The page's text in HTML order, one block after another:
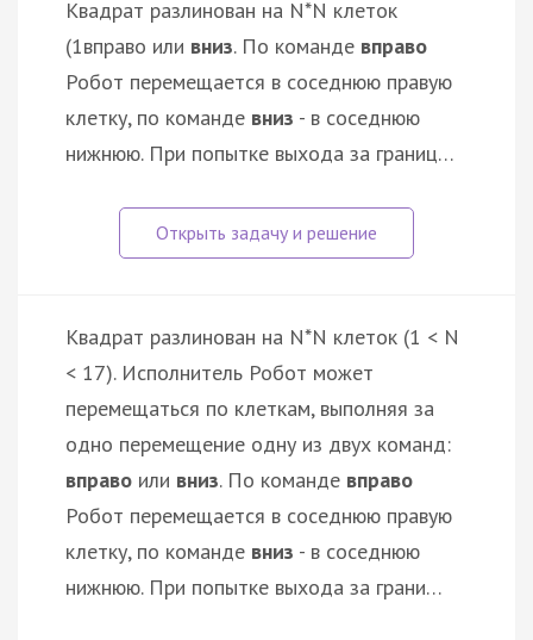
Квадрат разлинован на N*N клеток
(1вправо или вниз. По команде вправо
Робот перемещается в соседнюю правую
клетку, по команде вниз - в соседнюю
нижнюю. При попытке выхода за границ…
Квадрат разлинован на N*N клеток (1 < N
< 17). Исполнитель Робот может
перемещаться по клеткам, выполняя за
одно перемещение одну из двух команд:
вправо или вниз. По команде вправо
Робот перемещается в соседнюю правую
клетку, по команде вниз - в соседнюю
нижнюю. При попытке выхода за грани…